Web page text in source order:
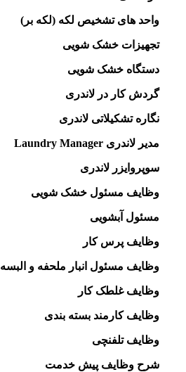
واحد های تشخیص لکه (لکه بر)
تجهیزات خشک شویی
دستگاه خشک شویی
گردش کار در لاندری
نگاره تشکیلاتی لاندری
مدیر لاندری Laundry Manager
سوپروایزر لاندری
وظایف مسئول خشک شویی
مسئول آبشویی
وظایف پرس کار
وظایف مسئول انبار ملحفه و البسه
وظایف غلطک کار
وظایف کارمند بسته بندی
وظایف تلفنچی
شرح وظایف پیش خدمت